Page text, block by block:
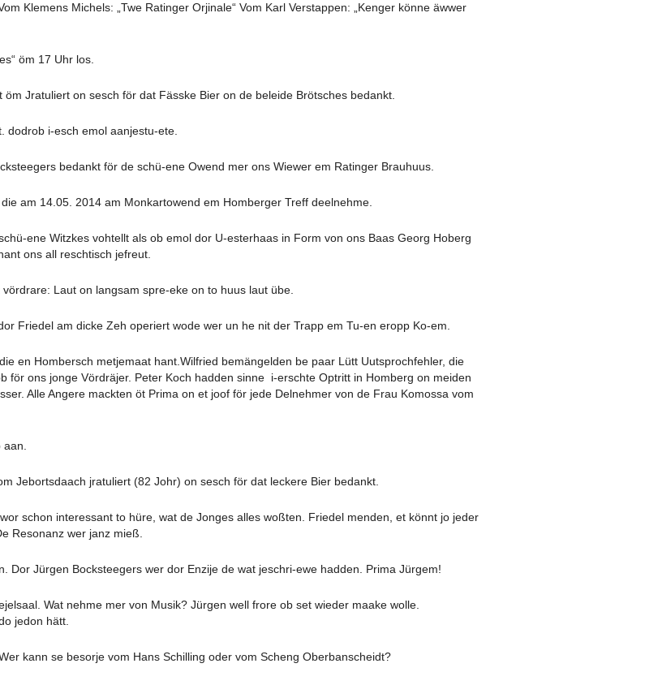
Klemens Michels: „Twe Ratinger Orjinale“ Vom Karl Verstappen: „Kenger könne äwwer
öm 17 Uhr los.
Jratuliert on sesch för dat Fässke Bier on de beleide Brötsches bedankt.
dodrob i-esch emol aanjestu-ete.
bedankt för de schü-ene Owend mer ons Wiewer em Ratinger Brauhuus.
am 14.05. 2014 am Monkartowend em Homberger Treff deelnehme.
ene Witzkes vohtellt als ob emol dor U-esterhaas in Form von ons Baas Georg Hoberg
ons all reschtisch jefreut.
Laut on langsam spre-eke on to huus laut übe.
Friedel am dicke Zeh operiert wode wer un he nit der Trapp em Tu-en eropp Ko-em.
en Hombersch metjemaat hant.Wilfried bemängelden be paar Lütt Uutsprochfehler, die
ons jonge Vördräjer. Peter Koch hadden sinne i-erschte Optritt in Homberg on meiden
Alle Angere mackten öt Prima on et joof för jede Delnehmer von de Frau Komossa vom
Jebortsdaach jratuliert (82 Johr) on sesch för dat leckere Bier bedankt.
schon interessant to hüre, wat de Jonges alles woßten. Friedel menden, et könnt jo jeder
Resonanz wer janz mieß.
Dor Jürgen Bocksteegers wer dor Enzije de wat jeschri-ewe hadden. Prima Jürgem!
Wat nehme mer von Musik? Jürgen well frore ob set wieder maake wolle.
jedon hätt.
kann se besorje vom Hans Schilling oder vom Scheng Oberbanscheidt?